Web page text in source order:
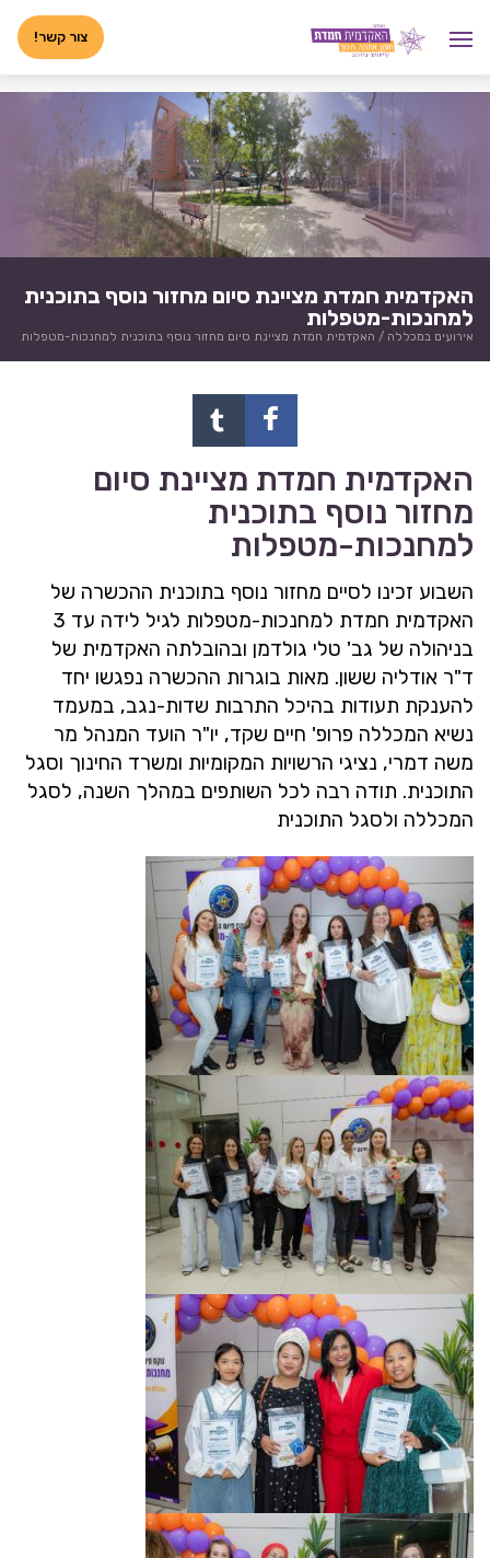
צור קשר!
האקדמית חמדת מציינת סיום מחזור נוסף בתוכנית
למחנכות-מטפלות
אירועים במכללה / האקדמית חמדת מציינת סיום מחזור נוסף בתוכנית למחנכות-מטפלות
האקדמית חמדת מציינת סיום
מחזור נוסף בתוכנית
למחנכות-מטפלות
השבוע זכינו לסיים מחזור נוסף בתוכנית ההכשרה של
האקדמית חמדת למחנכות-מטפלות לגיל לידה עד 3
בניהולה של גב' טלי גולדמן ובהובלתה האקדמית של
ד"ר אודליה ששון. מאות בוגרות ההכשרה נפגשו יחד
להענקת תעודות בהיכל התרבות שדות-נגב, במעמד
נשיא המכללה פרופ' חיים שקד, יו"ר הועד המנהל מר
משה דמרי, נציגי הרשויות המקומיות ומשרד החינוך וסגל
התוכנית. תודה רבה לכל השותפים במהלך השנה, לסגל
המכללה ולסגל התוכנית